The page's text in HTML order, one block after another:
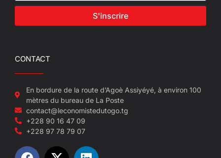
S'inscrire
CONTACT
En bordure de la route d’Agoè Assiyéyé, à environ 100
mètres du bureau de La Poste
contact@leconomistedutogo.tg
+228 90 16 47 09
+228 97 78 79 07